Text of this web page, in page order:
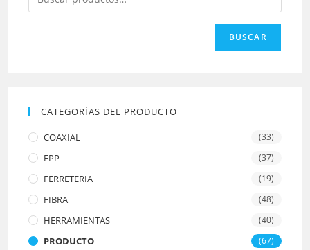
BUSCAR
CATEGORÍAS DEL PRODUCTO
COAXIAL (33)
EPP (37)
FERRETERIA (19)
FIBRA (48)
HERRAMIENTAS (40)
PRODUCTO (67)